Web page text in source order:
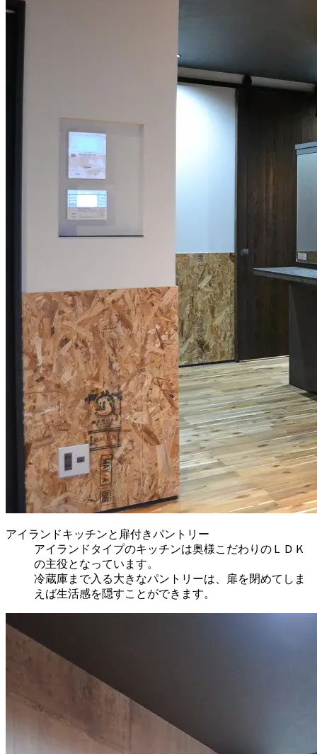
アイランドキッチンと扉付きパントリー
アイランドタイプのキッチンは奥様こだわりのＬＤＫ
の主役となっています。
冷蔵庫まで入る大きなパントリーは、扉を閉めてしま
えば生活感を隠すことができます。